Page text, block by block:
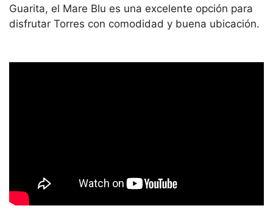
Guarita, el Mare Blu es una excelente opción para
disfrutar Torres con comodidad y buena ubicación.